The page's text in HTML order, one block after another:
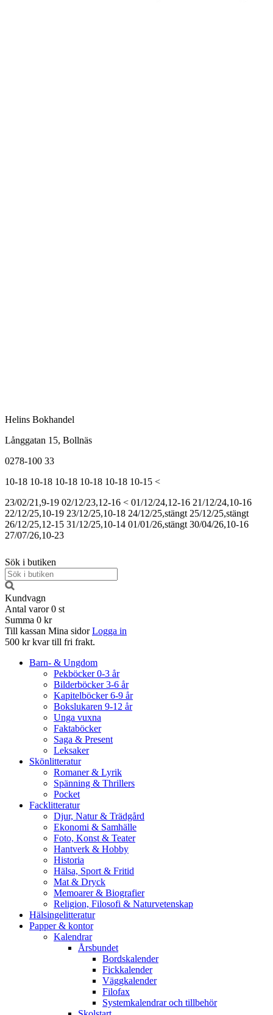
Helins Bokhandel
Långgatan 15, Bollnäs
0278-100 33
10-18 10-18 10-18 10-18 10-18 10-15 <
23/02/21,9-19 02/12/23,12-16 < 01/12/24,12-16 21/12/24,10-16
22/12/25,10-19 23/12/25,10-18 24/12/25,stängt 25/12/25,stängt
26/12/25,12-15 31/12/25,10-14 01/01/26,stängt 30/04/26,10-16
27/07/26,10-23
Sök i butiken
Kundvagn
Antal varor 0 st
Summa 0 kr
Till kassan Mina sidor Logga in
500 kr kvar till fri frakt.
Barn- & Ungdom
Pekböcker 0-3 år
Bilderböcker 3-6 år
Kapitelböcker 6-9 år
Bokslukaren 9-12 år
Unga vuxna
Faktaböcker
Saga & Present
Leksaker
Skönlitteratur
Romaner & Lyrik
Spänning & Thrillers
Pocket
Facklitteratur
Djur, Natur & Trädgård
Ekonomi & Samhälle
Foto, Konst & Teater
Hantverk & Hobby
Historia
Hälsa, Sport & Fritid
Mat & Dryck
Memoarer & Biografier
Religion, Filosofi & Naturvetenskap
Hälsingelitteratur
Papper & kontor
Kalendrar
Årsbundet
Bordskalender
Fickkalender
Väggkalender
Filofax
Systemkalendrar och tillbehör